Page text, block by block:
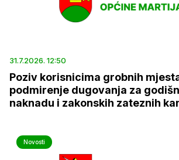
31.7.2026. 12:50
Poziv korisnicima grobnih
podmirenje dugovanja za
naknadu i zakonskih zateznih
Novosti